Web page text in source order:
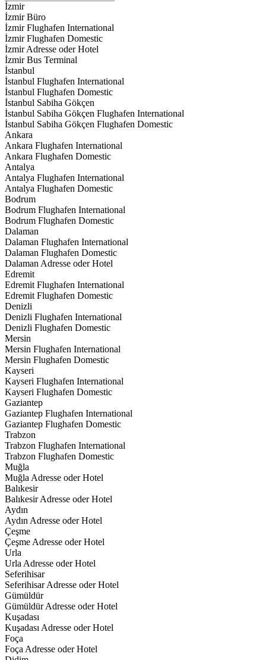
İzmir
İzmir Büro
İzmir Flughafen International
İzmir Flughafen Domestic
İzmir Adresse oder Hotel
İzmir Bus Terminal
İstanbul
İstanbul Flughafen International
İstanbul Flughafen Domestic
İstanbul Sabiha Gökçen
İstanbul Sabiha Gökçen Flughafen International
İstanbul Sabiha Gökçen Flughafen Domestic
Ankara
Ankara Flughafen International
Ankara Flughafen Domestic
Antalya
Antalya Flughafen International
Antalya Flughafen Domestic
Bodrum
Bodrum Flughafen International
Bodrum Flughafen Domestic
Dalaman
Dalaman Flughafen International
Dalaman Flughafen Domestic
Dalaman Adresse oder Hotel
Edremit
Edremit Flughafen International
Edremit Flughafen Domestic
Denizli
Denizli Flughafen International
Denizli Flughafen Domestic
Mersin
Mersin Flughafen International
Mersin Flughafen Domestic
Kayseri
Kayseri Flughafen International
Kayseri Flughafen Domestic
Gaziantep
Gaziantep Flughafen International
Gaziantep Flughafen Domestic
Trabzon
Trabzon Flughafen International
Trabzon Flughafen Domestic
Muğla
Muğla Adresse oder Hotel
Balıkesir
Balıkesir Adresse oder Hotel
Aydın
Aydın Adresse oder Hotel
Çeşme
Çeşme Adresse oder Hotel
Urla
Urla Adresse oder Hotel
Seferihisar
Seferihisar Adresse oder Hotel
Gümüldür
Gümüldür Adresse oder Hotel
Kuşadası
Kuşadası Adresse oder Hotel
Foça
Foça Adresse oder Hotel